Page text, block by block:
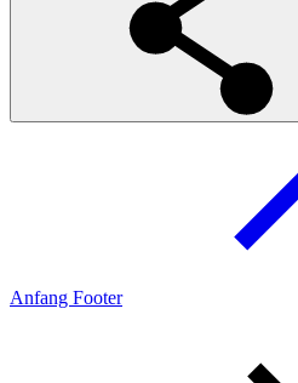
Anfang Footer